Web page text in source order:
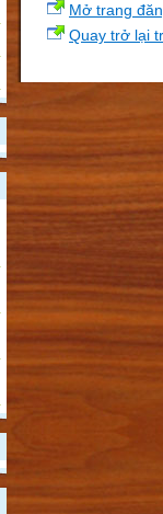
Mở trang
Quay trở lại